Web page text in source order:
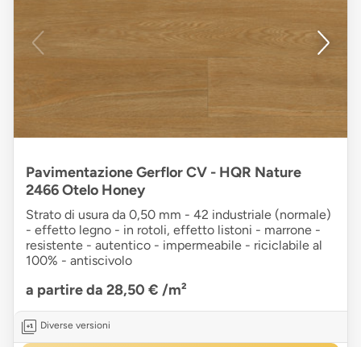
Pavimentazione Gerflor CV - HQR Nature
2466 Otelo Honey
Strato di usura da 0,50 mm - 42 industriale (normale)
- effetto legno - in rotoli, effetto listoni - marrone -
resistente - autentico - impermeabile - riciclabile al
100% - antiscivolo
a partire da 28,50 € /m²
Diverse versioni